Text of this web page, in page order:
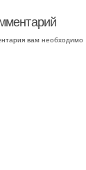
вам необходимо